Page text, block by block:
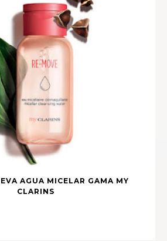
AGUA MICELAR GAMA MY
CLARINS